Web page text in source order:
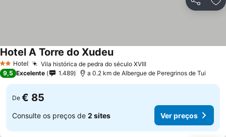
Partilhar
2 Estrelas
Hotel Vila histórica de pedra do século XVIII
Hotel A Torre do Xudeu
9,5 Excelente 1.489 a 0.2 km de Albergue de Peregrinos de Tui
De € 85
Consulte os preços de 2 sites Ver preços